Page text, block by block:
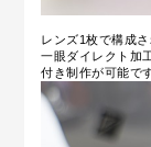
レンズ1枚で構成
一眼ダイレクト加
付き制作が可能で